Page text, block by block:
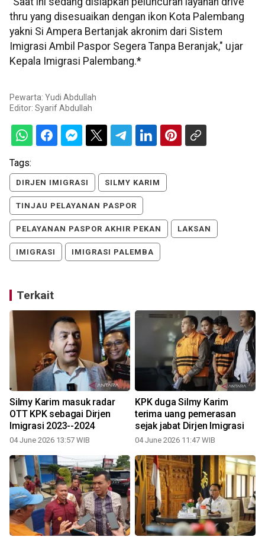
thru yang disesuaikan dengan ikon Kota Palembang
yakni Si Ampera Bertanjak akronim dari Sistem
Imigrasi Ambil Paspor Segera Tanpa Beranjak," ujar
Kepala Imigrasi Palembang.*
Pewarta: Yudi Abdullah
Editor: Syarif Abdullah
Tags:
DIRJEN IMIGRASI SILMY KARIM
TINJAU PELAYANAN PASPOR
PELAYANAN PASPOR AKHIR PEKAN LAKSAN
IMIGRASI IMIGRASI PALEMBA
Terkait
Silmy Karim masuk radar
OTT KPK sebagai Dirjen
Imigrasi 2023--2024
04 June 2026 13:57 WIB
KPK duga Silmy Karim
terima uang pemerasan
sejak jabat Dirjen Imigrasi
04 June 2026 11:47 WIB